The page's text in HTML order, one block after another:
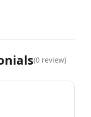
(0 review)